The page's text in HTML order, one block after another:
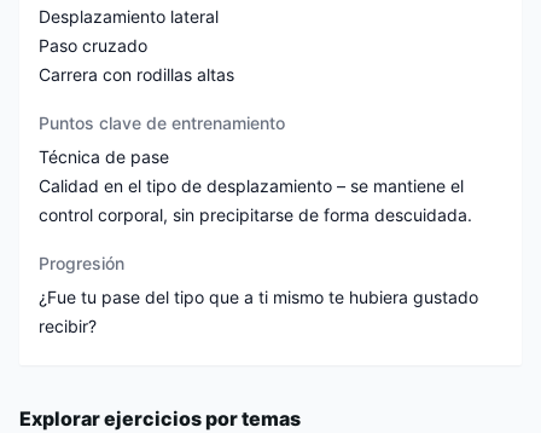
Desplazamiento lateral
Paso cruzado
Carrera con rodillas altas
Puntos clave de entrenamiento
Técnica de pase
Calidad en el tipo de desplazamiento – se mantiene el
control corporal, sin precipitarse de forma descuidada.
Progresión
¿Fue tu pase del tipo que a ti mismo te hubiera gustado
recibir?
Explorar ejercicios por temas